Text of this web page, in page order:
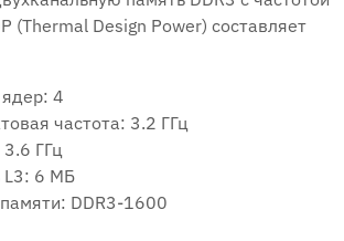
(Thermal Design Power) составляет
4
частота: 3.2 ГГц
ГГц
L3: 6 МБ
DDR3-1600